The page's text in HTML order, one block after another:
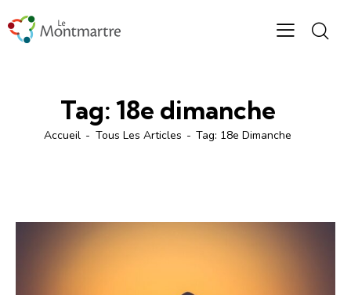
Tag: 18e dimanche
Accueil Tous Les Articles Tag: 18e Dimanche